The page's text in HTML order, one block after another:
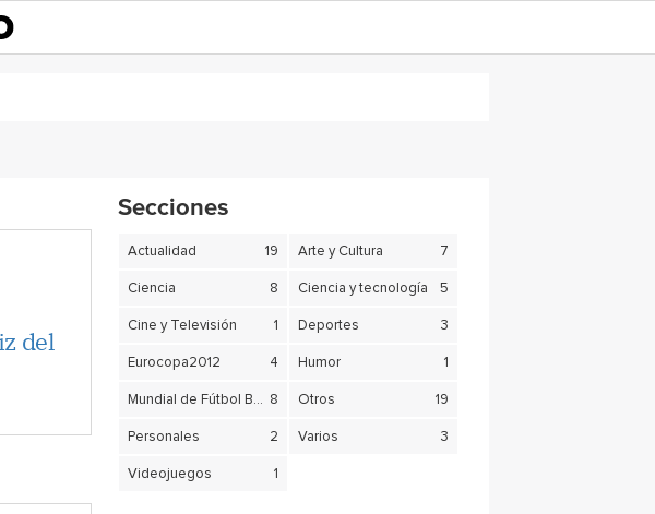
del
Secciones
Actualidad 19 Arte y Cultura 7
Ciencia 8 Ciencia y tecnología 5
Cine y Televisión 1 Deportes 3
Eurocopa2012 4 Humor 1
Mundial de Fútbol Brasil 2014 8 Otros 19
Personales 2 Varios 3
Videojuegos 1